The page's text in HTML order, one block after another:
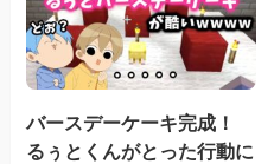
バースデーケーキ完成！
るぅとくんがとった行動に